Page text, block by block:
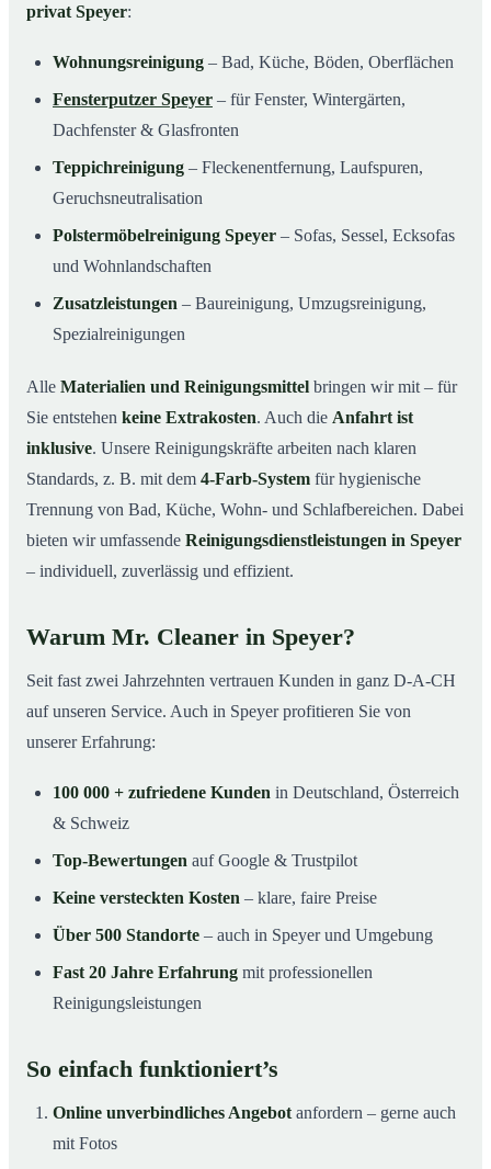
privat Speyer:
Wohnungsreinigung – Bad, Küche, Böden, Oberflächen
Fensterputzer Speyer – für Fenster, Wintergärten,
Dachfenster & Glasfronten
Teppichreinigung – Fleckenentfernung, Laufspuren,
Geruchsneutralisation
Polstermöbelreinigung Speyer – Sofas, Sessel, Ecksofas
und Wohnlandschaften
Zusatzleistungen – Baureinigung, Umzugsreinigung,
Spezialreinigungen
Alle Materialien und Reinigungsmittel bringen wir mit – für
Sie entstehen keine Extrakosten. Auch die Anfahrt ist
inklusive. Unsere Reinigungskräfte arbeiten nach klaren
Standards, z. B. mit dem 4-Farb-System für hygienische
Trennung von Bad, Küche, Wohn- und Schlafbereichen. Dabei
bieten wir umfassende Reinigungsdienstleistungen in Speyer
– individuell, zuverlässig und effizient.
Warum Mr. Cleaner in Speyer?
Seit fast zwei Jahrzehnten vertrauen Kunden in ganz D-A-CH
auf unseren Service. Auch in Speyer profitieren Sie von
unserer Erfahrung:
100 000 + zufriedene Kunden in Deutschland, Österreich
& Schweiz
Top-Bewertungen auf Google & Trustpilot
Keine versteckten Kosten – klare, faire Preise
Über 500 Standorte – auch in Speyer und Umgebung
Fast 20 Jahre Erfahrung mit professionellen
Reinigungsleistungen
So einfach funktioniert’s
Online unverbindliches Angebot anfordern – gerne auch
mit Fotos